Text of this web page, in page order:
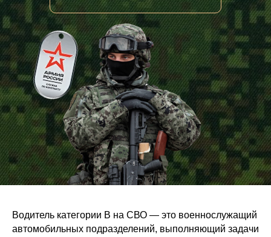
Водитель категории B на СВО — это военнослужащий
автомобильных подразделений, выполняющий задачи